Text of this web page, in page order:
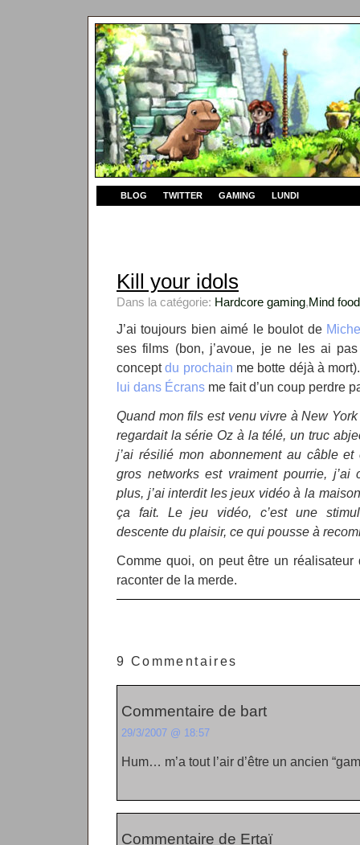
BLOG TWITTER GAMING LUNDI
Kill your idols
Dans la catégorie: Hardcore gaming,Mind food
J’ai toujours bien aimé le boulot de
ses films (bon, j’avoue, je ne les ai
conceptdu prochain me botte déjà à
lui dans Écrans me fait d’un coup perdre
Quand mon fils est venu vivre à New
regardait la série Oz à la télé, un truc
j’ai résilié mon abonnement au câble et
gros networks est vraiment pourrie, j’ai
plus, j’ai interdit les jeux vidéo à la
ça fait. Le jeu vidéo, c’est une
descente du plaisir, ce qui pousse à
Comme quoi, on peut être un
raconter de la merde.
9 Commentaires
Commentaire de bart
29/3/2007 @ 18:57
Hum… m’a tout l’air d’être un ancien
Commentaire de Ertaï